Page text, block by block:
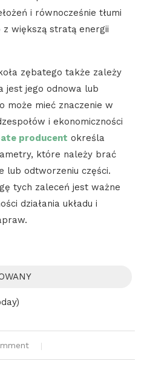
i równocześnie tłumi
z większą stratą energii
zębatego także zależy
jest jego odnowa lub
może mieć znaczenie w
i ekonomiczności
producent określa
które należy brać
lub odtworzeniu części.
tych zaleceń jest ważne
działania układu i